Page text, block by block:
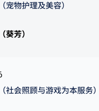
宠物护理及美容）
葵芳）
社会照顾与游戏为本服务）